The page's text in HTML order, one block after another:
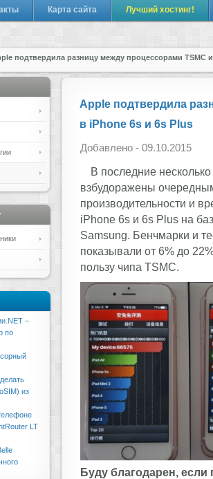
Карта сайта Лучший хостинг!
подтвердила разницу между процессорами TSMC
Apple подтвердила
в iPhone 6s и 6s Plus
Добавлено - 09.10.2015
В последние
взбудоражены
производительности и
iPhone 6s и 6s Plus на
Samsung. Бенчмарки и
показывали от 6% до
пользу чипа TSMC.
Буду благодарен, если
–
по
из
LT